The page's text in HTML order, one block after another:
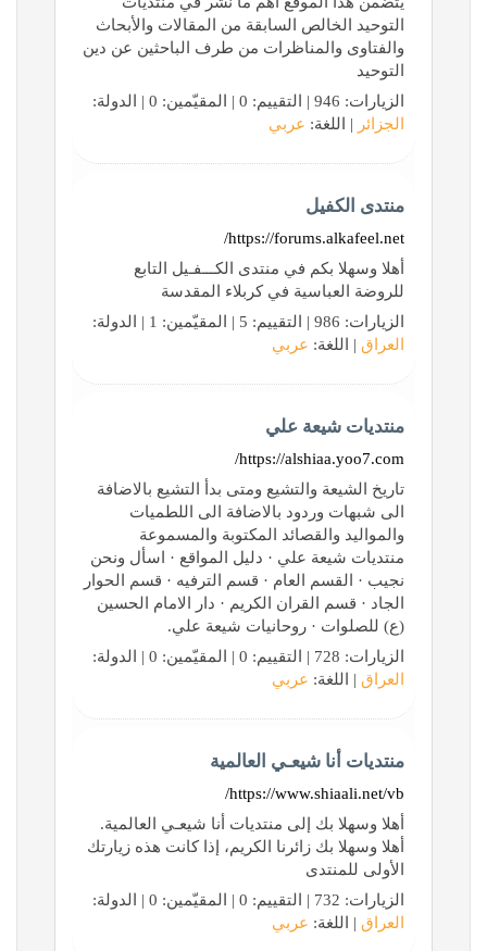
التوحيد الخالص السابقة من المقالات والأبحاث
والفتاوى والمناظرات من طرف الباحثين عن دين
التوحيد
الزيارات: 946 | التقييم: 0 | المقيّمين: 0 | الدولة:
الجزائر | اللغة: عربي
منتدى الكفيل
https://forums.alkafeel.net/
أهلا وسهلا بكم في منتدى الكـــفـيل التابع
للروضة العباسية في كربلاء المقدسة
الزيارات: 986 | التقييم: 5 | المقيّمين: 1 | الدولة:
العراق | اللغة: عربي
منتديات شيعة علي
https://alshiaa.yoo7.com/
تاريخ الشيعة والتشيع ومتى بدأ التشيع بالاضافة
الى شبهات وردود بالاضافة الى اللطميات
والمواليد والقصائد المكتوبة والمسموعة
منتديات شيعة علي · دليل المواقع · اسأل ونحن
نجيب · القسم العام · قسم الترفيه · قسم الحوار
الجاد · قسم القران الكريم · دار الامام الحسين
(ع) للصلوات · روحانيات شيعة علي.
الزيارات: 728 | التقييم: 0 | المقيّمين: 0 | الدولة:
العراق | اللغة: عربي
منتديات أنا شيعـي العالمية
https://www.shiaali.net/vb/
أهلا وسهلا بك إلى منتديات أنا شيعـي العالمية.
أهلا وسهلا بك زائرنا الكريم، إذا كانت هذه زيارتك
الأولى للمنتدى
الزيارات: 732 | التقييم: 0 | المقيّمين: 0 | الدولة:
العراق | اللغة: عربي